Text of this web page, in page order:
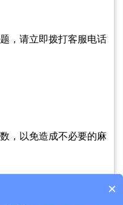
，请立即拨打客服电话
，以免造成不必要的麻
产品包含安装吗？
×